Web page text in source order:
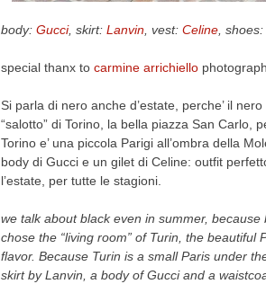
body: Gucci, skirt: Lanvin, vest: Celine, shoes:
special thanx to carmine arrichiello
Si parla di nero anche d’estate, perche’ il
“salotto” di Torino, la bella piazza San Carlo,
Torino e’ una piccola Parigi all’ombra della
body di Gucci e un gilet di Celine: outfit
l’estate, per tutte le stagioni.
we talk about black even in summer, because
chose the “living room” of Turin, the beautiful
flavor. Because Turin is a smallParis under
skirt by Lanvin, a body of Gucci and a